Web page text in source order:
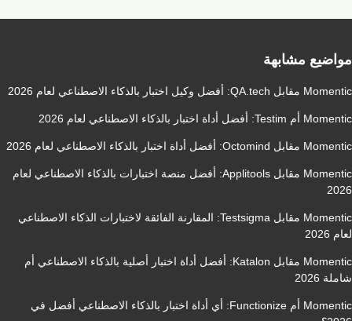
مواضيع مشابهة
Momentic مقابل QA.tech: أفضل وكيل اختبار بالذكاء الاصطناعي لعام 2026
Momentic أم Testim: أفضل أداة اختبار بالذكاء الاصطناعي لعام 2026
Momentic مقابل Octomind: أفضل أداة اختبار بالذكاء الاصطناعي لعام 2026
Momentic مقابل Applitools: أفضل منصة اختبارات بالذكاء الاصطناعي لعام
2026
Momentic مقابل Testsigma: المقارنة الفائقة لاختبارات الذكاء الاصطناعي
لعام 2026
Momentic مقابل Katalon: أفضل أداة اختبار أصلية بالذكاء الاصطناعي أم
شاملة 2026
Momentic أم Functionize: أي أداة اختبار بالذكاء الاصطناعي أفضل في